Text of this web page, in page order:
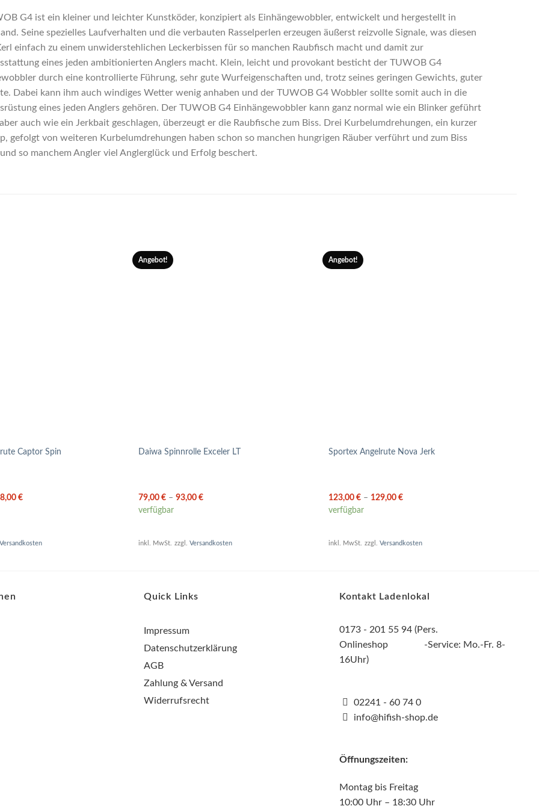
G4 ist ein kleiner und leichter Kunstköder, konzipiert als Einhängewobbler, entwickelt und hergestellt in
Seine spezielles Laufverhalten und die verbauten Rasselperlen erzeugen äußerst reizvolle Signale, was diesen
einfach zu einem unwiderstehlichen Leckerbissen für so manchen Raubfisch macht und damit zur
eines jeden ambitionierten Anglers macht. Klein, leicht und provokant besticht der TUWOB G4
durch eine kontrollierte Führung, sehr gute Wurfeigenschaften und, trotz seines geringen Gewichts, guter
Dabei kann ihm auch windiges Wetter wenig anhaben und der TUWOB G4 Wobbler sollte somit auch in die
eines jeden Anglers gehören. Der TUWOB G4 Einhängewobbler kann ganz normal wie ein Blinker geführt
auch wie ein Jerkbait geschlagen, überzeugt er die Raubfische zum Biss. Drei Kurbelumdrehungen, ein kurzer
gefolgt von weiteren Kurbelumdrehungen haben schon so manchen hungrigen Räuber verführt und zum Biss
so manchem Angler viel Anglerglück und Erfolg beschert.
Captor Spin
€
Versandkosten
Angebot!
Daiwa Spinnrolle Exceler LT
79,00€ –93,00€
verfügbar
inkl. MwSt. zzgl.Versandkosten
Angebot!
Sportex Angelrute Nova Jerk
123,00 €– 129,00 €
verfügbar
inkl. MwSt. zzgl. Versandkosten
Quick Links
Impressum
Datenschutzerklärung
AGB
Zahlung & Versand
Widerrufsrecht
Kontakt Ladenlokal
0173 - 201 55 94 (Pers.
Onlineshop -Service: Mo.-Fr. 8-
16Uhr)
02241 - 60 74 0
info@hifish-shop.de
Öffnungszeiten:
Montag bis Freitag
10:00 Uhr – 18:30 Uhr